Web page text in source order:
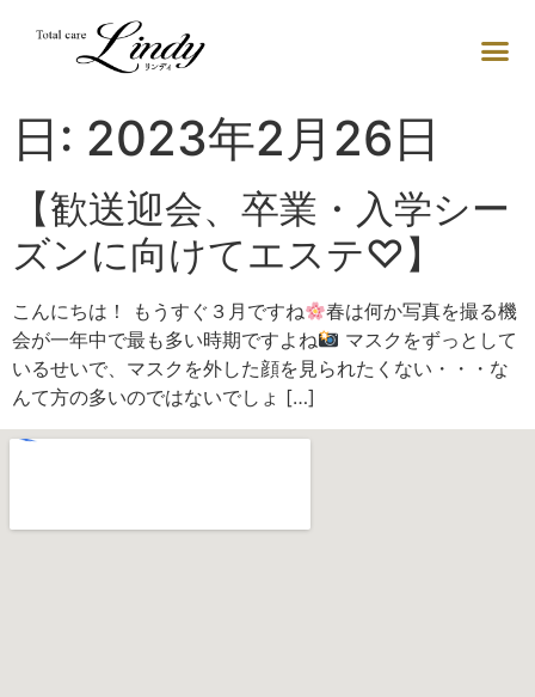
日: 2023年2月26日
【歓送迎会、卒業・入学シー
ズンに向けてエステ♡】
こんにちは！ もうすぐ３月ですね
春は何か写真を撮る機
会が一年中で最も多い時期ですよね
マスクをずっとして
いるせいで、マスクを外した顔を見られたくない・・・な
んて方の多いのではないでしょ […]